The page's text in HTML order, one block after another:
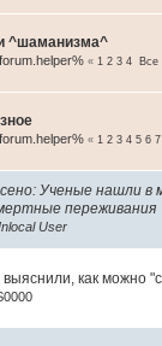
^шаманизма^
« 1 2 3 4 Все
« 1 2 3 4 5 6 7
Ученые нашли в
переживания
User
как можно